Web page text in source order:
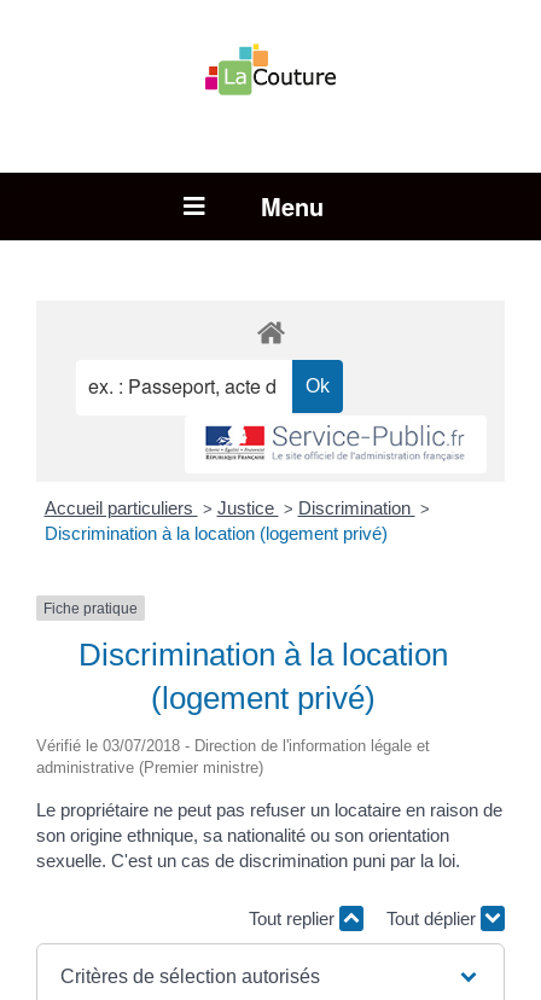
Open Menu
Accueil particuliers > Justice > Discrimination >
Discrimination à la location (logement privé)
Fiche pratique
Discrimination à la location
(logement privé)
Vérifié le 03/07/2018 - Direction de l'information légale et
administrative (Premier ministre)
Le propriétaire ne peut pas refuser un locataire en raison de
son origine ethnique, sa nationalité ou son orientation
sexuelle. C'est un cas de discrimination puni par la loi.
Tout replier Tout déplier
Critères de sélection autorisés